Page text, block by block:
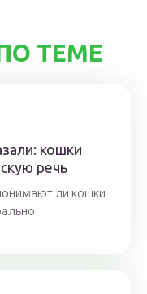
ТЕМЕ
кошки
речь
ли кошки